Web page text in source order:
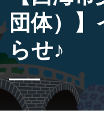
団体）
らせ♪